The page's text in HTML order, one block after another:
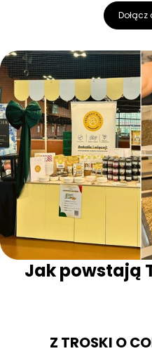
Jak powstają
Z TROSKI O